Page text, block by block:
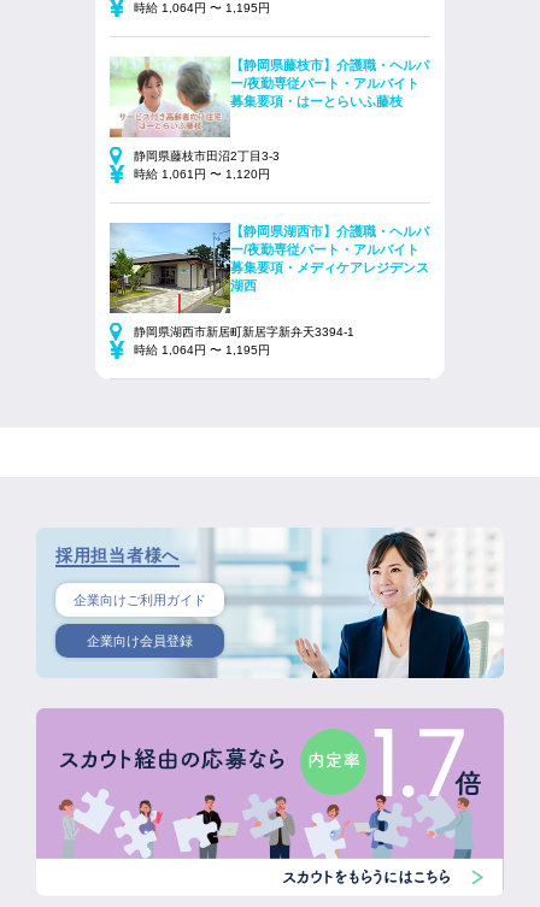
時給 1,064円 〜 1,195円
【静岡県藤枝市】介護職・ヘルパ
ー/夜勤専従パート・アルバイト
募集要項・はーとらいふ藤枝
静岡県藤枝市田沼2丁目3-3
時給 1,061円 〜 1,120円
【静岡県湖西市】介護職・ヘルパ
ー/夜勤専従パート・アルバイト
募集要項・メディケアレジデンス
湖西
静岡県湖西市新居町新居字新弁天3394-1
時給 1,064円 〜 1,195円
採用担当者様へ
企業向けご利用ガイド
企業向け会員登録